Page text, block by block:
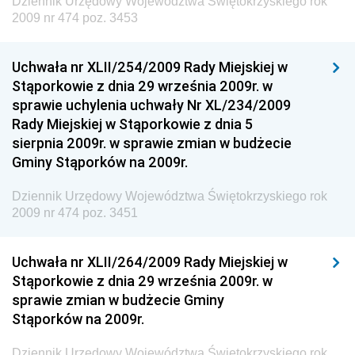
Gospodarki Przestrzennej
Dziennik Urzędowy Ministerstwa Przemysłu
Chemicznego i Lekkiego
Dziennik Urzędowy Ministerstwa Rolnictwa i
Gospodarki Żywnościowej
Społecznej
Dziennik Urzędowy Ministra Cyfryzacji
Dziennik Urzędowy Ministra Infrastruktury i
Budownictwa
Dziennik Urzędowy Ministra Gospodarki Morskiej i
2009 nr 474 poz. 3453
Uchwała nr XLII/254/2009 Rady Miejskiej w
Stąporkowie z dnia 29 września 2009r. w
sprawie uchylenia uchwały Nr XL/234/2009
Rady Miejskiej w Stąporkowie z dnia 5
sierpnia 2009r. w sprawie zmian w budżecie
Gminy Stąporków na 2009r.
Dziennik Urzędowy Województwa Świętokrzyskiego rok
2009 nr 474 poz. 3451
Uchwała nr XLII/264/2009 Rady Miejskiej w
Stąporkowie z dnia 29 września 2009r. w
sprawie zmian w budżecie Gminy
Stąporków na 2009r.